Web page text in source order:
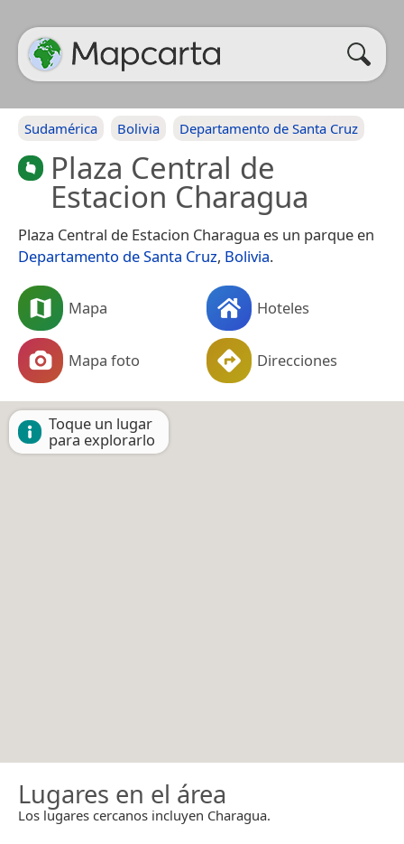
Sudamérica Bolivia Departamento de Santa Cruz
Plaza Central de
Estacion Charagua
Plaza Central de Estacion Charagua es un parque en
Departamento de Santa Cruz, Bolivia.
Mapa Hoteles
Mapa foto Direcciones
Toque un lugar
para explorarlo
Lugares en el área
Los lugares cercanos incluyen Charagua.